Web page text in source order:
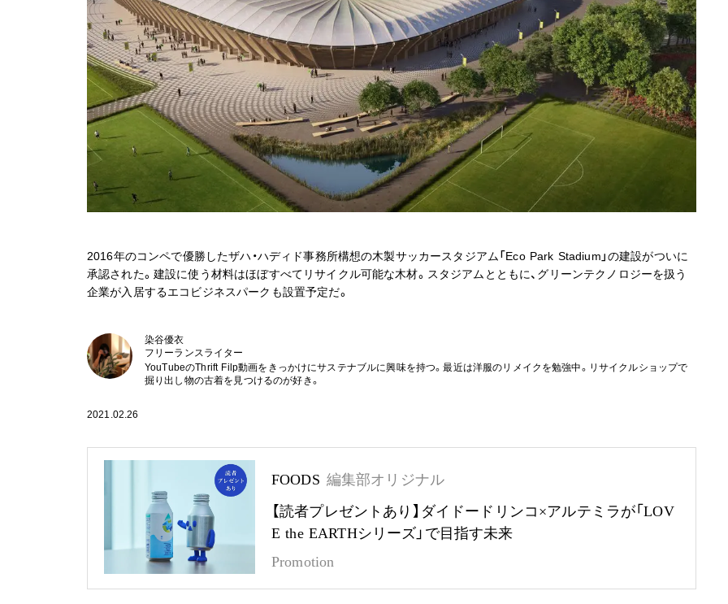
2016年のコンペで優勝したザハ・ハディド事務所構想の木製サッカースタジアム「Eco Park Stadium」の建設がついに
承認された。建設に使う材料はほぼすべてリサイクル可能な木材。スタジアムとともに、グリーンテクノロジーを扱う
企業が入居するエコビジネスパークも設置予定だ。
染谷優衣
フリーランスライター
YouTubeのThrift Filp動画をきっかけにサステナブルに興味を持つ。最近は洋服のリメイクを勉強中。リサイクルショップで
掘り出し物の古着を見つけるのが好き。
2021.02.26
FOODS 編集部オリジナル
【読者プレゼントあり】ダイドードリンコ×アルテミラが「LOV
E the EARTHシリーズ」で目指す未来
Promotion